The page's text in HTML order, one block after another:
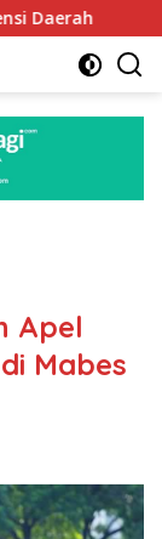
DPR
Apel
Mabes